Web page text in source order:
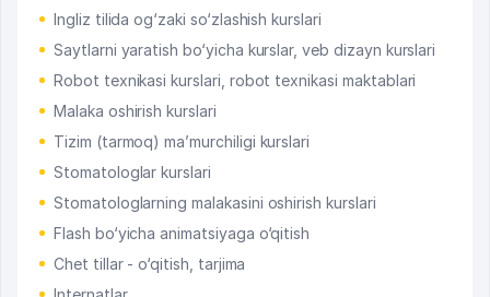
Ingliz tilida og‘zaki so‘zlashish kurslari
Saytlarni yaratish bo‘yicha kurslar, veb dizayn kurslari
Robot texnikasi kurslari, robot texnikasi maktablari
Malaka oshirish kurslari
Tizim (tarmoq) ma’murchiligi kurslari
Stomatologlar kurslari
Stomatologlarning malakasini oshirish kurslari
Flash bo‘yicha animatsiyaga o‘qitish
Chet tillar - o‘qitish, tarjima